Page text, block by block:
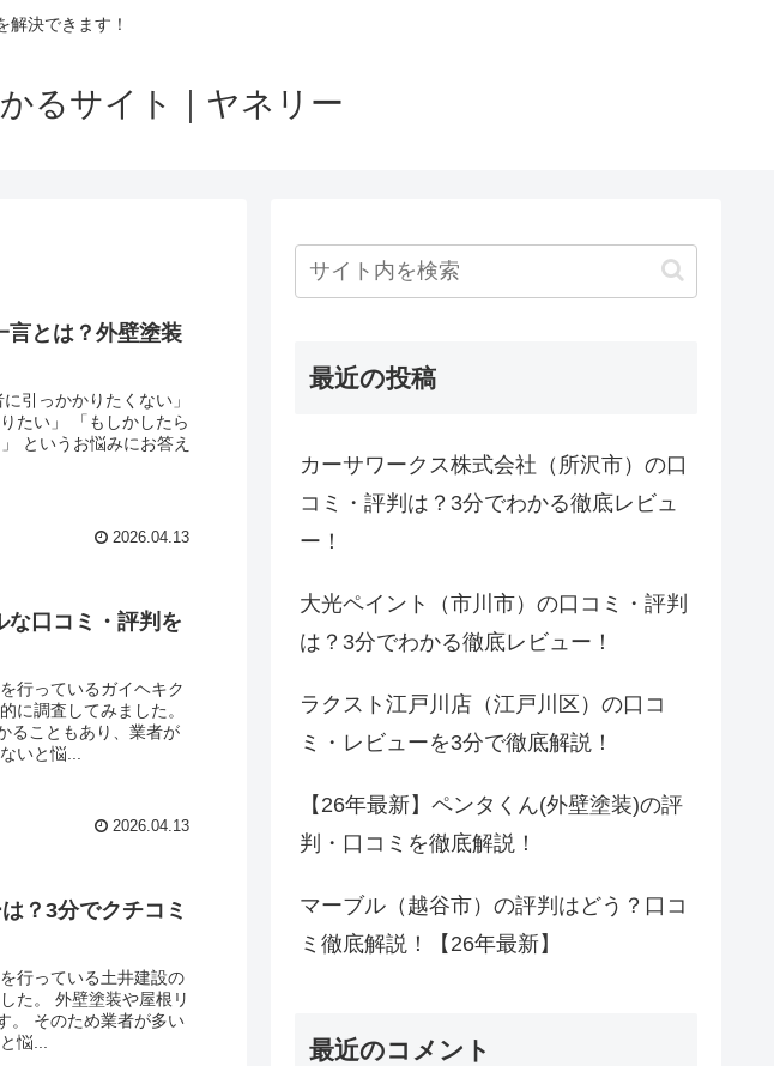
解決できます！
るサイト｜ヤネリー
言とは？外壁塗装
引っかかりたくない」
たい」 「もしかしたら
というお悩みにお答え
2026.04.13
な口コミ・評判を
行っているガイヘキク
に調査してみました。
ることもあり、業者が
いと悩...
2026.04.13
？3分でクチコミ
行っている土井建設の
た。 外壁塗装や屋根リ
。 そのため業者が多い
悩...
最近の投稿
カーサワークス株式会社（所沢市）の口
コミ・評判は？3分でわかる徹底レビュ
ー！
大光ペイント（市川市）の口コミ・評判
は？3分でわかる徹底レビュー！
ラクスト江戸川店（江戸川区）の口コ
ミ・レビューを3分で徹底解説！
【26年最新】ペンタくん(外壁塗装)の評
判・口コミを徹底解説！
マーブル（越谷市）の評判はどう？口コ
ミ徹底解説！【26年最新】
最近のコメント